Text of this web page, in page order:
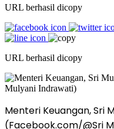
URL berhasil dicopy
URL berhasil dicopy
Menteri Keuangan, Sri
(Facebook.com/@Sri